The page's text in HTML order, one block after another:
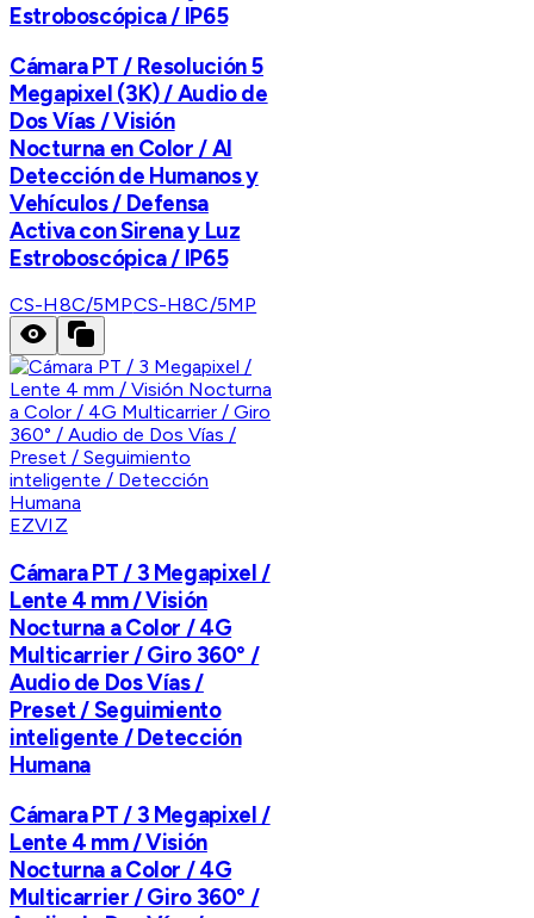
Estroboscópica / IP65
Cámara PT / Resolución 5
Megapixel (3K) / Audio de
Dos Vías / Visión
Nocturna en Color / AI
Detección de Humanos y
Vehículos / Defensa
Activa con Sirena y Luz
Estroboscópica / IP65
CS-H8C/5MPCS-H8C/5MP
EZVIZ
Cámara PT / 3 Megapixel /
Lente 4 mm / Visión
Nocturna a Color / 4G
Multicarrier / Giro 360° /
Audio de Dos Vías /
Preset / Seguimiento
inteligente / Detección
Humana
Cámara PT / 3 Megapixel /
Lente 4 mm / Visión
Nocturna a Color / 4G
Multicarrier / Giro 360° /